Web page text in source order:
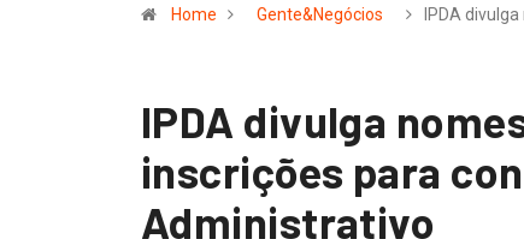
Home Gente&Negócios IPDA
IPDA divulga
inscrições para
Administrativo